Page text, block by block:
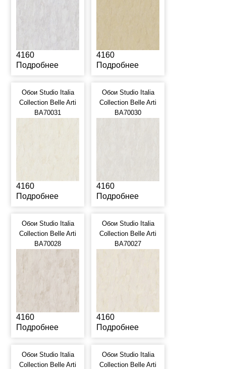
4160
Подробнее
4160
Подробнее
Обои Studio Italia
Collection Belle Arti
BA70031
4160
Подробнее
Обои Studio Italia
Collection Belle Arti
BA70030
4160
Подробнее
Обои Studio Italia
Collection Belle Arti
BA70028
4160
Подробнее
Обои Studio Italia
Collection Belle Arti
BA70027
4160
Подробнее
Обои Studio Italia
Collection Belle Arti
Обои Studio Italia
Collection Belle Arti